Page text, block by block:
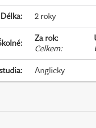
Délka: 2 roky
: Za rok:
Celkem:
: Anglicky